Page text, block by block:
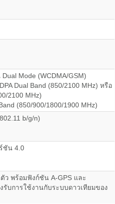
Mode (WCDMA/GSM)
Dual Band (850/2100 MHz) หรือ
2100 MHz)
(850/900/1800/1900 MHz)
b/g/n)
ชัน 4.0
ว พร้อมฟังก์ชัน A-GPS และ
รับการใช้งานกับระบบดาวเทียมของ